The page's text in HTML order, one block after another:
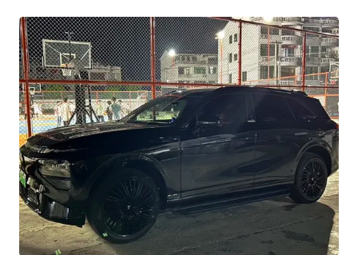
遭过罪！今天把我的「夏日用车秘籍」全分享给
大家～✅【核心神器：炎炎夏日自动降温】这是
我使用率最高的场景！我设置了从早8到晚7，每
小时监测车内温度，当车内温度≥35℃时自